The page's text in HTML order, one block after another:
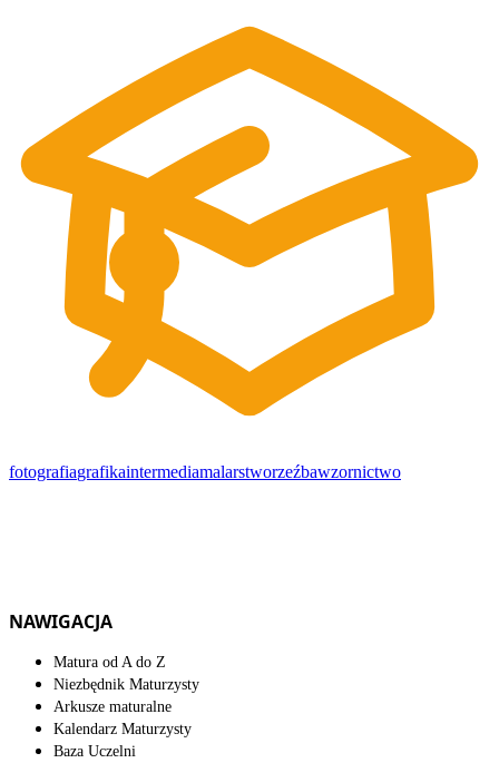
fotografiagrafikaintermediamalarstworzeźbawzornictwo
NAWIGACJA
Matura od A do Z
Niezbędnik Maturzysty
Arkusze maturalne
Kalendarz Maturzysty
Baza Uczelni